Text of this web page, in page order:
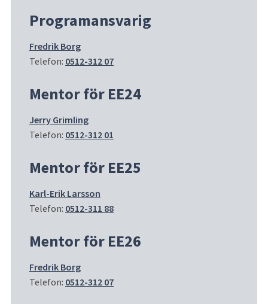
Programansvarig
Fredrik Borg
Telefon: 0512-312 07
Mentor för EE24
Jerry Grimling
Telefon: 0512-312 01
Mentor för EE25
Karl-Erik Larsson
Telefon: 0512-311 88
Mentor för EE26
Fredrik Borg
Telefon: 0512-312 07